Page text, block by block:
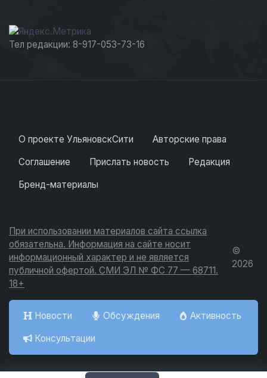
Тел редакции: 8-917-053-73-16
О проекте УльяновскСити
Авторские права
Соглашение
Прислать новость
Редакция
Бренд-материалы
При использовании материалов сайта ссылка
обязательна. Информация на сайте носит
информационный характер и не является
публичной офертой. СМИ ЭЛ № ФС 77 — 68711.
18+
©
2026
Новости Обсуждения
Активность
Консультации